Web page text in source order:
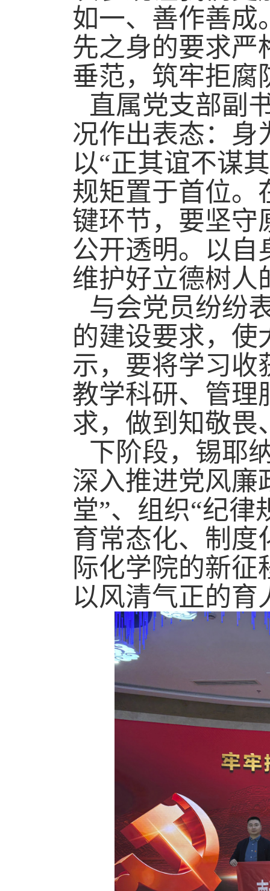
如一、善作善成
先之身的要求严
垂范，筑牢拒腐
直属党支部副
况作出表态：身
以“正其谊不谋
规矩置于首位。
键环节，要坚守
公开透明。以自
维护好立德树人
与会党员纷纷
的建设要求，使
示，要将学习收
教学科研、管理
求，做到知敬畏
下阶段，锡耶
深入推进党风廉
堂”、组织“纪律
育常态化、制度
际化学院的新
以风清气正的育